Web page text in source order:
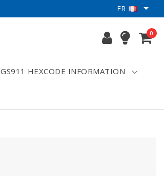
FR
0
GS911 HEXCODE INFORMATION